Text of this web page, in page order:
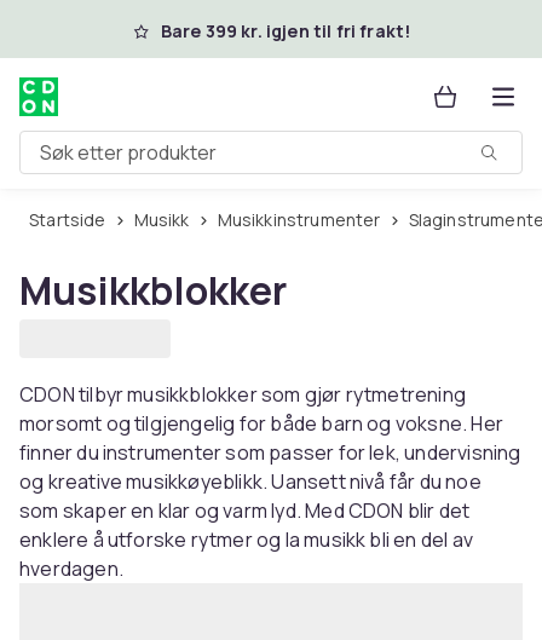
Hopp til hovedinnholdBare 399 kr. igjen til fri frakt!
Søk etter produkter
Startside Musikk Musikkinstrumenter
Musikkblokker
CDON tilbyr musikkblokker som gjør rytmetrening
morsomt og tilgjengelig for både barn og voksne. Her
finner du instrumenter som passer for lek, undervisning
og kreative musikkøyeblikk. Uansett nivå får du noe
som skaper en klar og varm lyd. Med CDON blir det
enklere å utforske rytmer og la musikk bli en del av
hverdagen.